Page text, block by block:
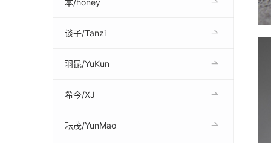
本/honey
谈子/Tanzi
羽昆/YuKun
希今/XJ
耘茂/YunMao